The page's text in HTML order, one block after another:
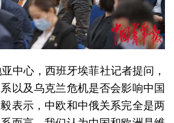
中心，西班牙埃菲社记者提问，
以及乌克兰危机是否会影响中国
表示，中欧和中俄关系完全是两